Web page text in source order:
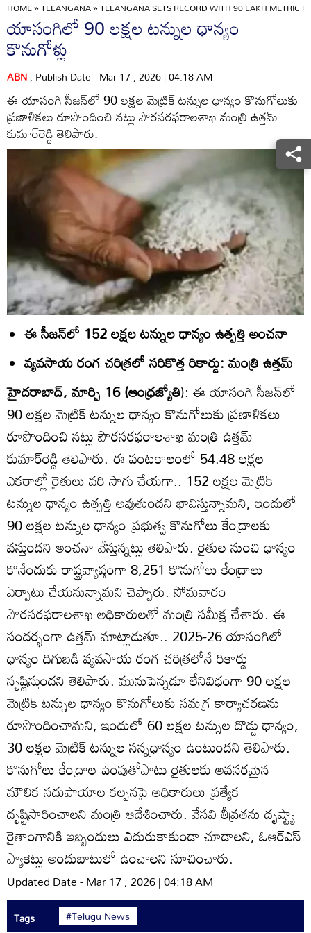
HOME»TELANGANA»TELANGANA SETS RECORD WITH 90 LAKH METRIC
యాసంగిలో 90 లక్షల టన్నుల ధాన్యం
కొనుగోళ్లు
ABN, Publish Date - Mar 17 , 2026 | 04:18 AM
ఈ యాసంగి సీజన్‌లో 90 లక్షల మెట్రిక్‌ టన్నుల ధాన్యం కొనుగోలుకు
ప్రణాళికలు రూపొందించి నట్లు పౌరసరఫరాలశాఖ మంత్రి ఉత్తమ్‌
కుమార్‌రెడ్డి తెలిపారు.
ఈ సీజన్‌లో 152 లక్షల టన్నుల ధాన్యం ఉత్పత్తి అంచనా
వ్యవసాయ రంగ చరిత్రలో సరికొత్త రికార్డు: మంత్రి ఉత్తమ్‌
హైదరాబాద్‌, మార్చి 16 (ఆంధ్రజ్యోతి): ఈ యాసంగి సీజన్‌లో
90 లక్షల మెట్రిక్‌ టన్నుల ధాన్యం కొనుగోలుకు ప్రణాళికలు
రూపొందించి నట్లు పౌరసరఫరాలశాఖ మంత్రి ఉత్తమ్‌
కుమార్‌రెడ్డి తెలిపారు. ఈ పంటకాలంలో 54.48 లక్షల
ఎకరాల్లో రైతులు వరి సాగు చేయగా.. 152 లక్షల మెట్రిక్‌
టన్నుల ధాన్యం ఉత్పత్తి అవుతుందని భావిస్తున్నామని, ఇందులో
90 లక్షల టన్నుల ధాన్యం ప్రభుత్వ కొనుగోలు కేంద్రాలకు
వస్తుందని అంచనా వేస్తున్నట్లు తెలిపారు. రైతుల నుంచి ధాన్యం
కొనేందుకు రాష్ట్రవ్యాప్తంగా 8,251 కొనుగోలు కేంద్రాలు
ఏర్పాటు చేయనున్నామని చెప్పారు. సోమవారం
పౌరసరఫరాలశాఖ అధికారులతో మంత్రి సమీక్ష చేశారు. ఈ
సందర్భంగా ఉత్తమ్‌ మాట్లాడుతూ.. 2025-26 యాసంగిలో
ధాన్యం దిగుబడి వ్యవసాయ రంగ చరిత్రలోనే రికార్డు
సృష్టిస్తుందని తెలిపారు. మునుపెన్నడూ లేనివిధంగా 90 లక్షల
మెట్రిక్‌ టన్నుల ధాన్యం కొనుగోలుకు సమగ్ర కార్యాచరణను
రూపొందించామని, ఇందులో 60 లక్షల టన్నుల దొడ్డు ధాన్యం,
30 లక్షల మెట్రిక్‌ టన్నుల సన్నధాన్యం ఉంటుందని తెలిపారు.
కొనుగోలు కేంద్రాల పెంపుతోపాటు రైతులకు అవసరమైన
మౌలిక సదుపాయాల కల్పనపై అధికారులు ప్రత్యేక
దృష్టిసారించాలని మంత్రి ఆదేశించారు. వేసవి తీవ్రతను దృష్ట్యా
రైతాంగానికి ఇబ్బందులు ఎదురుకాకుండా చూడాలని, ఓఆర్‌ఎస్‌
ప్యాకెట్లు అందుబాటులో ఉంచాలని సూచించారు.
Updated Date - Mar 17 , 2026 | 04:18 AM
Tags #Telugu News